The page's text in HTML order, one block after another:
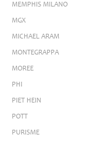
MEMPHIS MILANO
MGX
MICHAEL ARAM
MONTEGRAPPA
MOREE
PHI
PIET HEIN
POTT
PURISME